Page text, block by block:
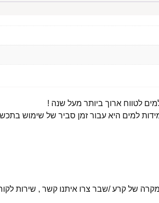
למים היא עבור זמן סביר של שימוש
של קרע /שבר צרו איתנו קשר , שירות